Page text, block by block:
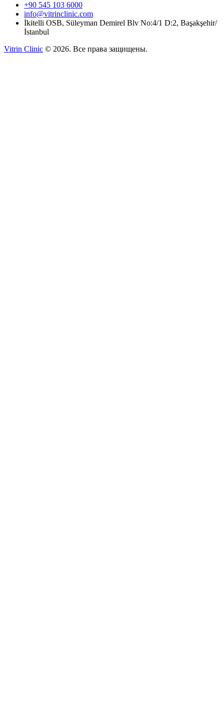
+90 545 103 6000
info@vitrinclinic.com
İkitelli OSB, Süleyman Demirel Blv No:4/1 D:2, Başakşehir/
İstanbul
Vitrin Clinic © 2026. Все права защищены.